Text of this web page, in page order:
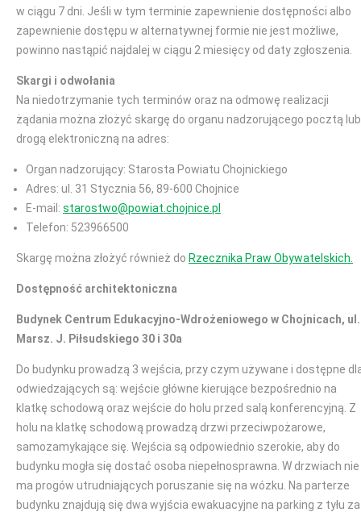
w ciągu 7 dni. Jeśli w tym terminie zapewnienie dostępności albo
zapewnienie dostępu w alternatywnej formie nie jest możliwe,
powinno nastąpić najdalej w ciągu 2 miesięcy od daty zgłoszenia.
Skargi i odwołania
Na niedotrzymanie tych terminów oraz na odmowę realizacji
żądania można złożyć skargę do organu nadzorującego pocztą lub
drogą elektroniczną na adres:
Organ nadzorujący: Starosta Powiatu Chojnickiego
Adres: ul. 31 Stycznia 56, 89-600 Chojnice
E-mail: starostwo@powiat.chojnice.pl
Telefon: 523966500
Skargę można złożyć również do Rzecznika Praw Obywatelskich.
Dostępność architektoniczna
Budynek Centrum Edukacyjno-Wdrożeniowego w Chojnicach, ul.
Marsz. J. Piłsudskiego 30 i 30a
Do budynku prowadzą 3 wejścia, przy czym używane i dostępne
odwiedzających są: wejście główne kierujące bezpośrednio na
klatkę schodową oraz wejście do holu przed salą konferencyjną. Z
holu na klatkę schodową prowadzą drzwi przeciwpożarowe,
samozamykające się. Wejścia są odpowiednio szerokie, aby do
budynku mogła się dostać osoba niepełnosprawna. W drzwiach nie
ma progów utrudniających poruszanie się na wózku. Na parterze
budynku znajdują się dwa wyjścia ewakuacyjne na parking z tyłu za